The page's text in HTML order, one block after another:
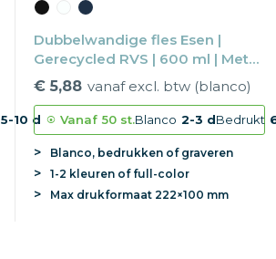
5-10 d
Dubbelwandige fles Esen |
Gerecycled RVS | 600 ml | Met
draaidop
€ 5,88 vanaf excl. btw (blanco)
Vanaf 50 st.Blanco 2-3 dBedrukt
Blanco, bedrukken of graveren
1-2 kleuren of full-color
Max drukformaat 222×100 mm